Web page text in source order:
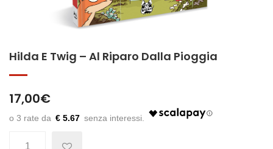
Hilda E Twig – Al Riparo Dalla Pioggia
17,00€
€ 5.67